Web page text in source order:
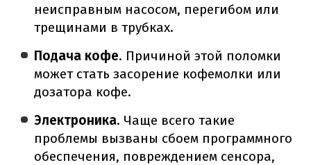
неисправным насосом, перегибом или
трещинами в трубках.
Подача кофе. Причиной этой поломки
может стать засорение кофемолки или
дозатора кофе.
Электроника. Чаще всего такие
проблемы вызваны сбоем программного
обеспечения, повреждением сенсора,